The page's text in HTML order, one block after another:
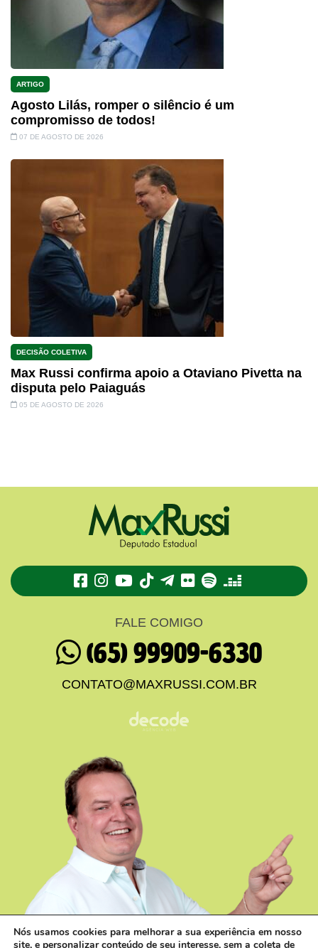
ARTIGO
Agosto Lilás, romper o silêncio é um
compromisso de todos!
07 DE AGOSTO DE 2026
DECISÃO COLETIVA
Max Russi confirma apoio a Otaviano Pivetta na
disputa pelo Paiaguás
05 DE AGOSTO DE 2026
TikTokTelegram
FlickrSpotifyDeezer
FALE COMIGO
(65) 99909-6330
CONTATO@MAXRUSSI.COM.BR
Nós usamos cookies para melhorar a sua experiência em nosso
site, e personalizar conteúdo de seu interesse, sem a coleta de